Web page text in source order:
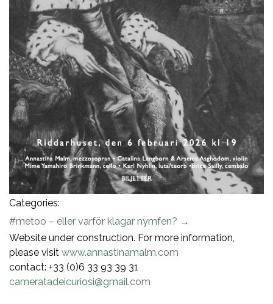
Categories:
Post
navigation
#metoo – eller varför klagar nymfen? →
Website under construction. For more information,
please visit www.annastinamalm.com
contact: +33 (0)6 33 93 39 31
cameratadeicuriosi@gmail.com